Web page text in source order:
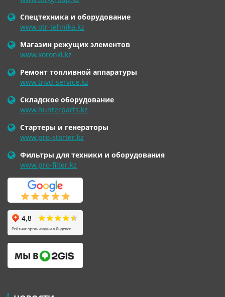
Спецтехника и оборудование
www.otr-tehnika.kz
Магазин режущих элементов
www.koronki.kz
Ремонт топливной аппаратуры
www.tnvd-service.kz
Складское оборудование
www.hunterparts.kz
Стартеры и генераторы
www.pro-starter.kz
Фильтры для техники и оборудования
www.pro-filter.kz